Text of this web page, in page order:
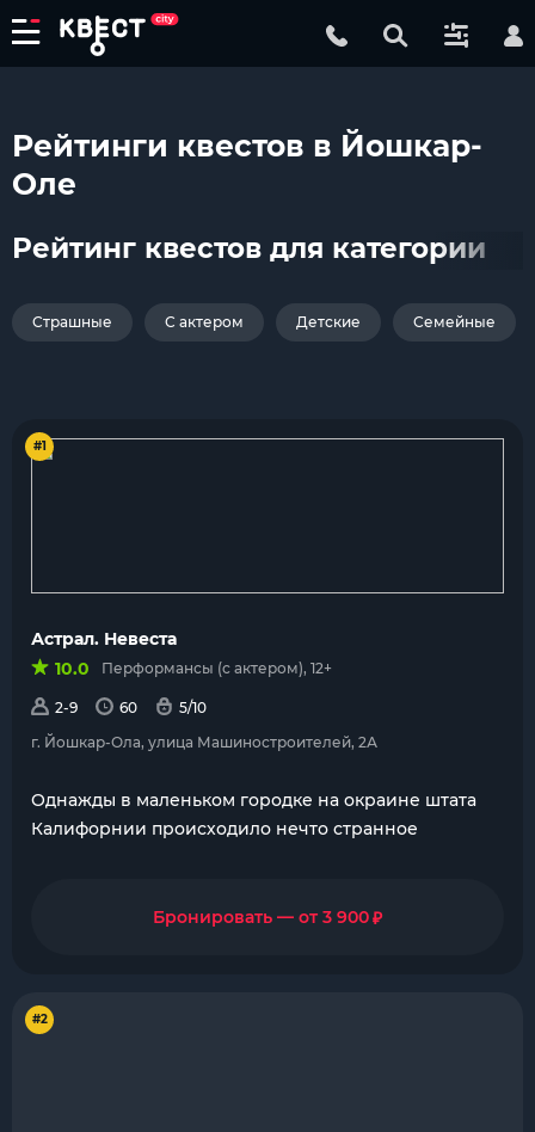
Рейтинги квестов в Йошкар-
Оле
Рейтинг квестов для категории
Страшные С актером Детские Семейные
#1
Астрал. Невеста
10.0
Перформансы (с актером), 12+
2-9 60
5/10
г. Йошкар-Ола, улица Машиностроителей, 2А
Однажды в маленьком городке на окраине штата
Калифорнии происходило нечто странное
Бронировать — от 3 900₽
#2